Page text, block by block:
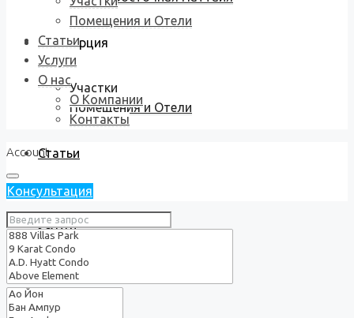
Коммерция
Участки
Помещения и Отели
Статьи
Услуги
О нас
Помещения и Отели
Статьи
Услуги
О нас
О Компании
Контакты
Account
Консультация